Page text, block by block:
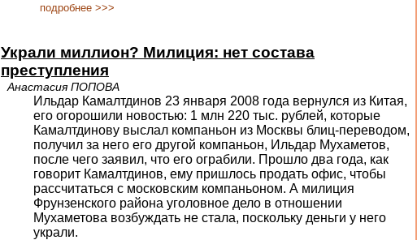
подробнее >>>
Украли миллион? Милиция: нет состава
преступления
Анастасия ПОПОВА
Ильдар Камалтдинов 23 января 2008 года вернулся из Китая,
его огорошили новостью: 1 млн 220 тыс. рублей, которые
Камалтдинову выслал компаньон из Москвы блиц-переводом,
получил за него его другой компаньон, Ильдар Мухаметов,
после чего заявил, что его ограбили. Прошло два года, как
говорит Камалтдинов, ему пришлось продать офис, чтобы
рассчитаться с московским компаньоном. А милиция
Фрунзенского района уголовное дело в отношении
Мухаметова возбуждать не стала, поскольку деньги у него
украли.